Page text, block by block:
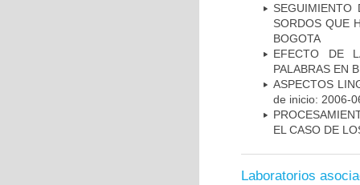
SEGUIMIENTO
SORDOS QUE
BOGOTA
EFECTO DE
PALABRAS EN
ASPECTOS
de inicio: 2006-
EL CASO DE
Laboratorios